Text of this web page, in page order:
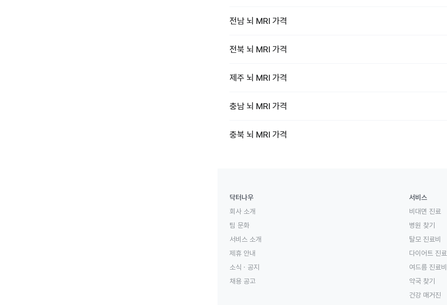
전남 뇌 MRI 가격
전북 뇌 MRI 가격
제주 뇌 MRI 가격
충남 뇌 MRI 가격
충북 뇌 MRI 가격
닥터나우
회사 소개
팀 문화
서비스 소개
제휴 안내
소식 · 공지
채용 공고
서비스
비대면 진료
병원 찾기
탈모 진료비
다이어트 진료
여드름 진료비
약국 찾기
건강 매거진